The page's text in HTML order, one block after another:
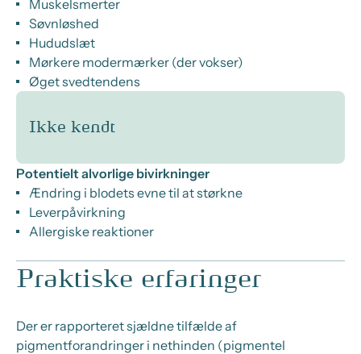
Muskelsmerter
Søvnløshed
Hududslæt
Mørkere modermærker (der vokser)
Øget svedtendens
Ikke kendt
Potentielt alvorlige bivirkninger
Ændring i blodets evne til at størkne
Leverpåvirkning
Allergiske reaktioner
Praktiske erfaringer
Der er rapporteret sjældne tilfælde af
pigmentforandringer i nethinden (pigmentel